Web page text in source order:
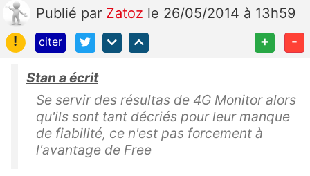
Publié par Zatoz le 26/05/2014 à 13h59
!
citer + -
Stan a écrit
Se servir des résultas de 4G Monitor alors
qu'ils sont tant décriés pour leur manque
de fiabilité, ce n'est pas forcement à
l'avantage de Free